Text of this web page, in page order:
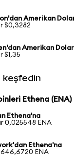
Amerikan
$0,3282
Amerikan
$1,35
keşfedin
Ethena
Ethena'na
0,025548 ENA
Ethena'na
646,6720 ENA